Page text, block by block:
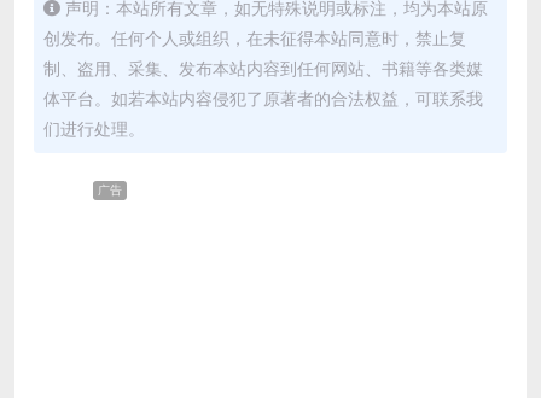
声明：本站所有文章，如无特殊说明或标注，均为本站原
创发布。任何个人或组织，在未征得本站同意时，禁止复
制、盗用、采集、发布本站内容到任何网站、书籍等各类媒
体平台。如若本站内容侵犯了原著者的合法权益，可联系我
们进行处理。
广告